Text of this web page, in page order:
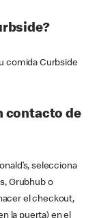
comida Curbside
contacto de
selecciona
Grubhub o
el checkout,
la puerta) en el